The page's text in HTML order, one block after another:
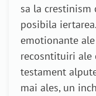
sa la crestinism
posibila
emotionante
recosntituiri ale
testament
mai ales, un